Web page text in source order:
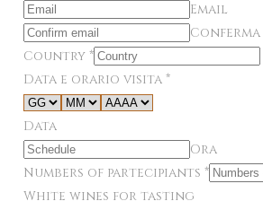
Email
Conferma
Country *
Data e orario visita *
Data
Ora
Numbers of partecipiants *
White wines for tasting